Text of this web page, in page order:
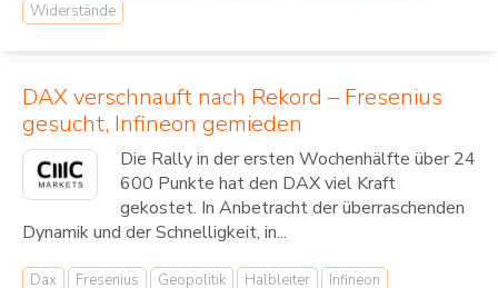
Widerstände
DAX verschnauft nach Rekord – Fresenius
gesucht, Infineon gemieden
Die Rally in der ersten Wochenhälfte über 24
600 Punkte hat den DAX viel Kraft
gekostet. In Anbetracht der überraschenden
Dynamik und der Schnelligkeit, in...
Dax Fresenius Geopolitik Halbleiter
Infineon